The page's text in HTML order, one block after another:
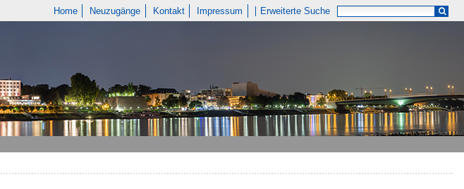
Home Neuzugänge Kontakt Impressum Erweiterte Suche